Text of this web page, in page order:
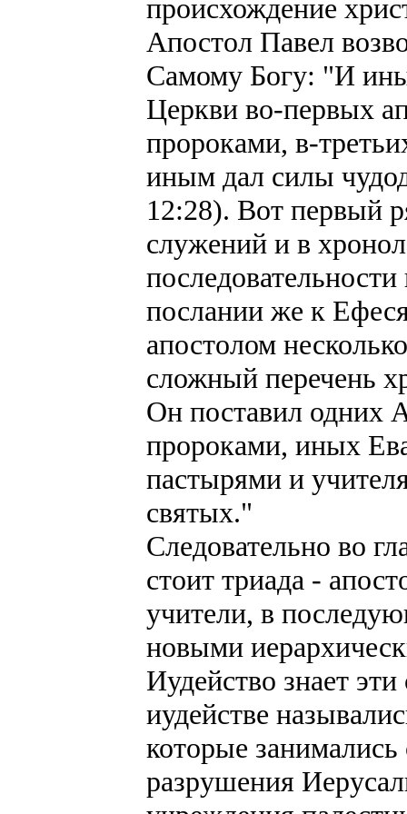
происхождение
Апостол Павел
Самому Богу: "И
Церкви во-первых
пророками, в-
иным дал силы
12:28). Вот первый
служений и в
послании же к
апостолом
сложный перечень
Он поставил одних
пророками, иных
пастырями и
святых."
Следовательно во
стоит триада -
учители, в
новыми
Иудейство знает
иудействе
которые
разрушения